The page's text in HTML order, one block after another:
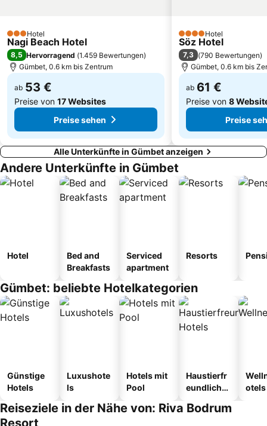
Kantouni
Kumluk Public Beach
Kalimera
Rabbit Island
3 Sterne
Hotel
Nagi Beach Hotel
8,5 Hervorragend (1.459 Bewertungen)
Gümbet, 0.6 km bis Zentrum
ab 53 €
Preise von 17 Websites
Preise sehen
4 SterneHotel
Söz Hotel
7,3 (790 Bewertungen)
Gümbet, 0.6 km bis
ab 61 €
Preise von 8
Preise
Alle Unterkünfte in Gümbet anzeigen
Andere Unterkünfte in Gümbet
Hotel
Bed and
Breakfasts
Serviced
apartment
Resorts
Gümbet: beliebte Hotelkategorien
Günstige
Hotels
Luxushote
ls
Hotels mit
Pool
Haustierfr
eundliche
otels
Reiseziele in der Nähe von: Riva Bodrum